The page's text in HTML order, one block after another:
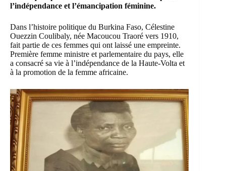
l’indépendance et l’émancipation féminine.
Dans l’histoire politique du Burkina Faso, Célestine
Ouezzin Coulibaly, née Macoucou Traoré vers 1910,
fait partie de ces femmes qui ont laissé une empreinte.
Première femme ministre et parlementaire du pays, elle
a consacré sa vie à l’indépendance de la Haute-Volta et
à la promotion de la femme africaine.